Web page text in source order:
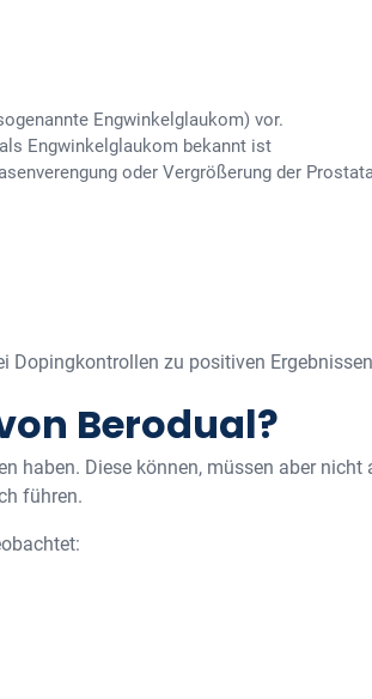
Engwinkelglaukom) vor.
Engwinkelglaukom bekannt ist
oder Vergrößerung der
Dopingkontrollen zu positiven
Berodual?
haben. Diese können, müssen aber nicht
führen.